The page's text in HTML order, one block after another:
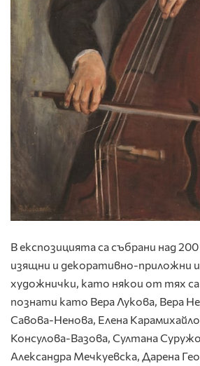
В експозицията са събрани над
изящни и декоративно-приложни и
художнички, като някои от тях
познати като Вера Лукова, Вера
Савова-Ненова, Елена
Консулова-Вазова, Султана
Александра Мечкуевска, Дарена